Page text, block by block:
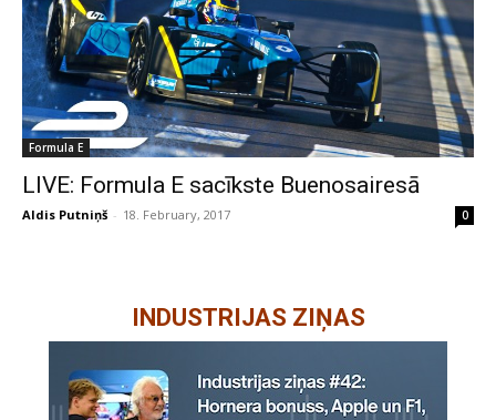
Formula E
LIVE: Formula E sacīkste Buenosairesā
Aldis Putniņš - 18. February, 2017 0
INDUSTRIJAS ZIŅAS